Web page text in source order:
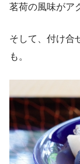
茗荷の風味がア
そして、付け合
も。